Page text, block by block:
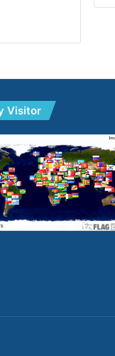
Visitor